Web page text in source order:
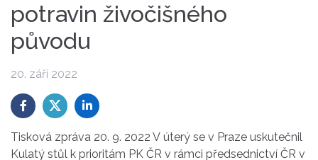
potravin živočišného
původu
20. září 2022
Tisková zpráva 20. 9. 2022 V úterý se v Praze uskutečnil
Kulatý stůl k prioritám PK ČR v rámci předsednictví ČR v